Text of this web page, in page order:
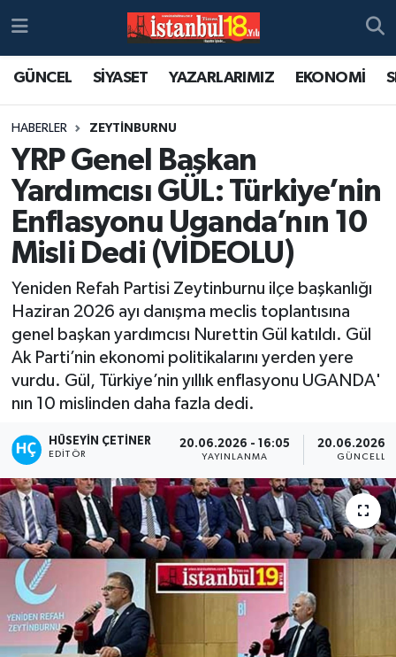
GÜNCEL SİYASET YAZARLARIMIZ EKONOMİ
HABERLER ZEYTİNBURNU
YRP Genel Başkan
Yardımcısı GÜL: Türkiye’nin
Enflasyonu Uganda’nın 10
Misli Dedi (VİDEOLU)
Yeniden Refah Partisi Zeytinburnu ilçe başkanlığı
Haziran 2026 ayı danışma meclis toplantısına
genel başkan yardımcısı Nurettin Gül katıldı. Gül
Ak Parti’nin ekonomi politikalarını yerden yere
vurdu. Gül, Türkiye’nin yıllık enflasyonu UGANDA'
nın 10 mislinden daha fazla dedi.
HÜSEYIN ÇETINER
EDITÖR
20.06.2026 - 16:05
YAYINLANMA
20.06.2026 -